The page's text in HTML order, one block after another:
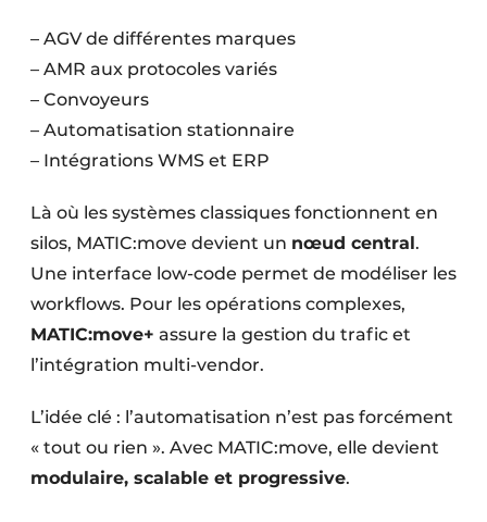
– AGV de différentes marques
– AMR aux protocoles variés
– Convoyeurs
– Automatisation stationnaire
– Intégrations WMS et ERP
Là où les systèmes classiques fonctionnent en
silos, MATIC:move devient un nœud central.
Une interface low-code permet de modéliser les
workflows. Pour les opérations complexes,
MATIC:move+ assure la gestion du trafic et
l’intégration multi-vendor.
L’idée clé : l’automatisation n’est pas forcément
« tout ou rien ». Avec MATIC:move, elle devient
modulaire, scalable et progressive.